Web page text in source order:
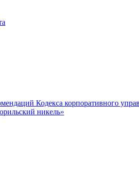
Кодекса корпоративного
никель»